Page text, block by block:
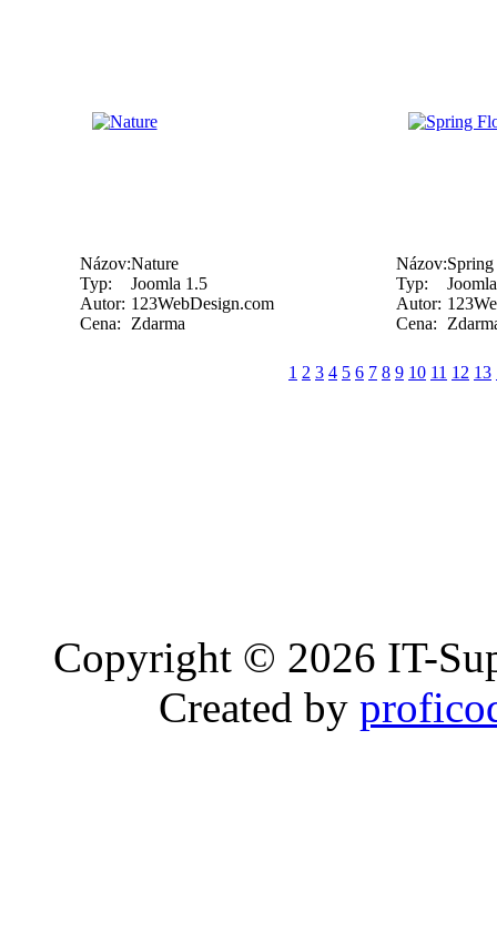
Názov:Nature
Typ:
Joomla 1.5
Autor: 123WebDesign.com
Cena:
Zdarma
Názov:
Typ:
Autor:
Cena:
1 2 3 4 5 6 7 8 9 10 11 12 13
Copyright © 2026 IT-
Created by